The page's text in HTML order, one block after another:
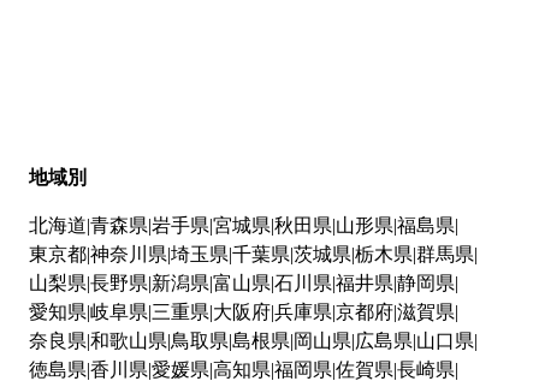
地域別
北海道 青森県 岩手県 宮城県 秋田県 山形県 福島県
東京都神奈川県 埼玉県 千葉県 茨城県 栃木県 群馬県
山梨県 長野県 新潟県 富山県 石川県 福井県 静岡県
愛知県 岐阜県 三重県 大阪府兵庫県 京都府滋賀県
奈良県 和歌山県 鳥取県 島根県 岡山県 広島県 山口県
徳島県 香川県 愛媛県 高知県 福岡県 佐賀県 長崎県